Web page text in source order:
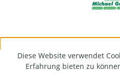
Diese Website verwendet
Erfahrung bieten zu